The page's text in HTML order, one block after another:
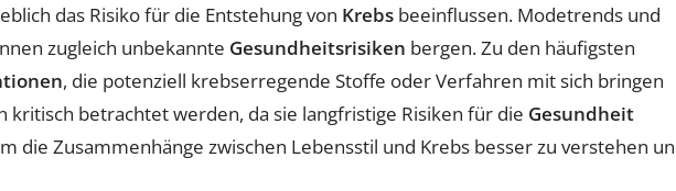
das Risiko für die Entstehung von Krebs beeinflussen. Modetrends und
zugleich unbekannte Gesundheitsrisiken bergen. Zu den häufigsten
, die potenziell krebserregende Stoffe oder Verfahren mit sich bringen
kritisch betrachtet werden, da sie langfristige Risiken für die Gesundheit
Zusammenhänge zwischen Lebensstil und Krebs besser zu verstehen